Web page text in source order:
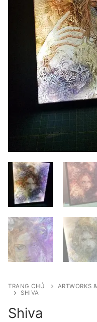
TRANG CHỦ ARTWORKS
SHIVA
Shiva